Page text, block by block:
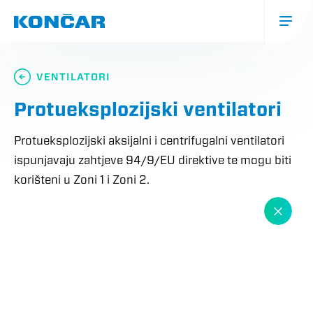
navigacija
(mobile)
VENTILATORI
Protueksplozijski ventilatori
Protueksplozijski aksijalni i centrifugalni ventilatori
ispunjavaju zahtjeve 94/9/EU direktive te mogu biti
korišteni u Zoni 1 i Zoni 2.